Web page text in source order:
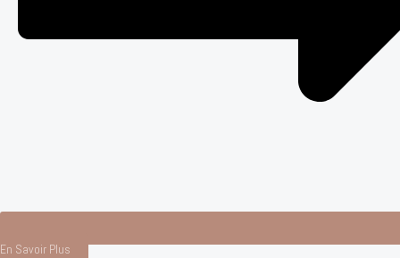
En Savoir Plus